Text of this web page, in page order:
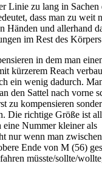
Linie zu lang in Sachen
dass man zu weit
Händen und allerhand
im Rest des
in dem man
kürzerem Reach
ein wenig dadurch.
den Sattel nach vorne
zu kompensieren
Die richtige Größe ist
Nummer kleiner als
nur wenn man
Ende von M (56)
müsste/sollte/